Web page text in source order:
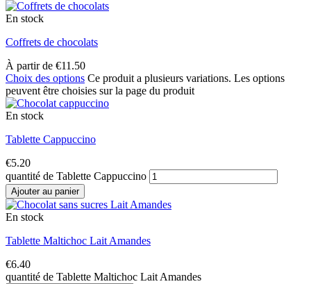
En stock
Coffrets de chocolats
À partir de €11.50
Choix des options Ce produit a plusieurs variations. Les options
peuvent être choisies sur la page du produit
En stock
Tablette Cappuccino
€5.20
quantité de Tablette Cappuccino
Ajouter au panier
En stock
Tablette Maltichoc Lait Amandes
€6.40
quantité de Tablette Maltichoc Lait Amandes